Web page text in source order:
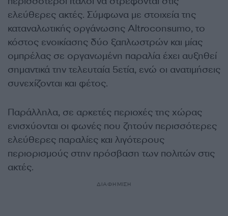
ελεύθερες ακτές. Σύμφωνα με στοιχεία της
καταναλωτικής οργάνωσης Altroconsumo, το
κόστος ενοικίασης δύο ξαπλωστρών και μίας
ομπρέλας σε οργανωμένη παραλία έχει αυξηθεί
σημαντικά την τελευταία 5ετία, ενώ οι ανατιμήσεις
συνεχίζονται και φέτος.
Παράλληλα, σε αρκετές περιοχές της χώρας
ενισχύονται οι φωνές που ζητούν περισσότερες
ελεύθερες παραλίες και λιγότερους
περιορισμούς στην πρόσβαση των πολιτών στις
ακτές.
ΔΙΑΦΗΜΙΣΗ